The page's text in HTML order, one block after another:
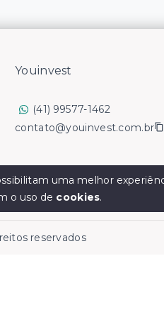
Youinvest
(41) 99577-1462
contato@youinvest.com.br
reservados
uma melhor
o uso de cookies.